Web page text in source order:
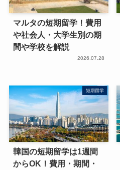
マルタの短期留学！費用
や社会人・大学生別の期
間や学校を解説
2026.07.28
短期留学
韓国の短期留学は1週間
からOK！費用・期間・